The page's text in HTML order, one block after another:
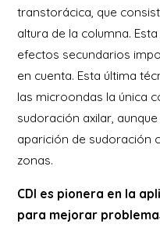
transtorácica, que
altura de la columna.
efectos secundarios
en cuenta. Esta última
las microondas la única
sudoración axilar,
aparición de sudoración
zonas.
CDI es pionera en la
para mejorar